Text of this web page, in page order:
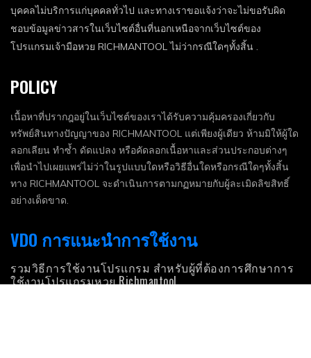
บุคคลไม่บริการแก่บุคคลทั่วไป และทางเราขอแจ้งว่าจะไม่ขอรับผิด
ชอบข้อมูลข่าวสารในเว็บไซต์อื่นที่นอกเหนือจากเว็บไซต์ของ
โปรแกรมเจ้ามือหวย RICHMANTOOL ไม่ว่ากรณีใดๆทั้งสิ้น .
POLICY
เนื้อหาที่ปรากฎอยู่ในเว็บไซต์ของเราได้รับความคุ้มครองเกี่ยวกับ
ทรัพย์สินทางปัญญาของ RICHMANTOOL แต่เพียงผู้เดียว ห้ามมิให้ผู้ใด
ลอกเลียน ทำซ้ำ ดัดแปลง หรือคัดลอกเนื้อหาและส่วนประกอบต่างๆ
เพื่อนำไปเผยแพร่ไม่ว่าในรูปแบบใดหรือวิธีอื่นใดหรือกรณีใดๆทั้งสิ้น
ทาง RICHMANTOOL จะดำเนินการตามกฏหมายกับผู้ละเมิดลิขสิทธิ์
อย่างเด็ดขาด.
VDO การแนะนำการใช้งาน
รวมวิธีการใช้งานโปรแกรม สำหรับผู้ที่ต้องการศึกษาการ
ใช้งานโปรแกรมหวย Richmantool